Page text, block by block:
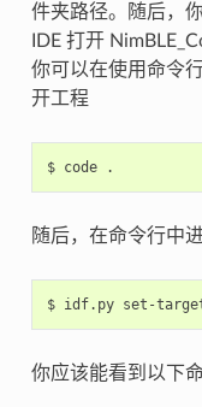
件夹路径。随后，
IDE 打开
你可以在使用命令
开工程
$ code
随后，在命令行中
$ idf.py set-
你应该能看到以下